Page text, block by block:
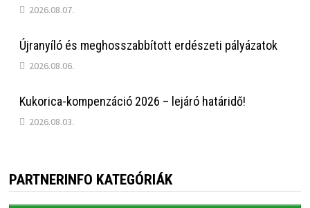
2026.08.07.
Újranyíló és meghosszabbított erdészeti pályázatok
2026.08.06.
Kukorica-kompenzáció 2026 – lejáró határidő!
2026.08.03.
PARTNERINFO KATEGÓRIÁK